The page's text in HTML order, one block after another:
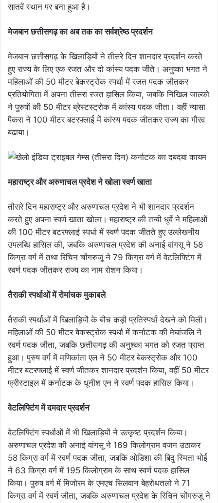
सातवें स्थान पर बना हुआ है।
मेजबान छत्तीसगढ़ का अब तक का सर्वश्रेष्ठ प्रदर्शन
मेजबान छत्तीसगढ़ के खिलाड़ियों ने तीसरे दिन शानदार प्रदर्शन करते
हुए राज्य के लिए एक रजत और दो कांस्य पदक जीते। अनुष्का भगत ने
महिलाओं की 50 मीटर बेकस्ट्रोक स्पर्धा में रजत पदक जीतकर
प्रतियोगिता में अपना तीसरा रजत हासिल किया, जबकि निखिल जाल्को
ने पुरुषों की 50 मीटर ब्रेस्टस्ट्रोक में कांस्य पदक जीता। वहीं न्यासा
पैकरा ने 100 मीटर बटरफ्लाई में कांस्य पदक जीतकर राज्य का गौरव
बढ़ाया।
महाराष्ट्र और अरुणाचल प्रदेश ने खोला स्वर्ण खाता
तीसरे दिन महाराष्ट्र और अरुणाचल प्रदेश ने भी शानदार प्रदर्शन
करते हुए अपना स्वर्ण खाता खोला। महाराष्ट्र की तन्वी धुर्वे ने महिलाओं
की 100 मीटर बटरफ्लाई स्पर्धा में स्वर्ण पदक जीतते हुए उल्लेखनीय
उपलब्धि हासिल की, जबकि अरुणाचल प्रदेश की अनाई वांगसू ने 58
किग्रा वर्ग में तथा रिचिन चोंगरुजू ने 79 किग्रा वर्ग में वेटलिफ्टिंग में
स्वर्ण पदक जीतकर राज्य का नाम रोशन किया।
तैराकी स्पर्धाओं में रोमांचक मुकाबले
तैराकी स्पर्धाओं में खिलाड़ियों के बीच कड़ी प्रतिस्पर्धा देखने को मिली।
महिलाओं की 50 मीटर बेकस्ट्रोक स्पर्धा में कर्नाटक की मेघांजलि ने
स्वर्ण पदक जीता, जबकि छत्तीसगढ़ की अनुश्का भगत को रजत प्राप्त
हुआ। पुरुष वर्ग में मणिकांता एल ने 50 मीटर बेकस्ट्रोक और 100
मीटर बटरफ्लाई में स्वर्ण जीतकर शानदार प्रदर्शन किया, वहीं 50 मीटर
फ्रीस्टाइल में कर्नाटक के धूनीश एन ने स्वर्ण पदक हासिल किया।
वेटलिफ्टिंग में दमदार प्रदर्शन
वेटलिफ्टिंग स्पर्धाओं में भी खिलाड़ियों ने उत्कृष्ट प्रदर्शन किया।
अरुणाचल प्रदेश की अनाई वांगसू ने 169 किलोग्राम वजन उठाकर
58 किग्रा वर्ग में स्वर्ण पदक जीता, जबकि ओडिशा की बिदु स्मिता भोई
ने 63 किग्रा वर्ग में 195 किलोग्राम के साथ स्वर्ण पदक हासिल
किया। पुरुष वर्ग में मिजोरम के एमएच सिलवान बेहरोथतलो ने 71
किग्रा वर्ग में स्वर्ण जीता, जबकि अरुणाचल प्रदेश के रिचिन चोंगरुजू ने